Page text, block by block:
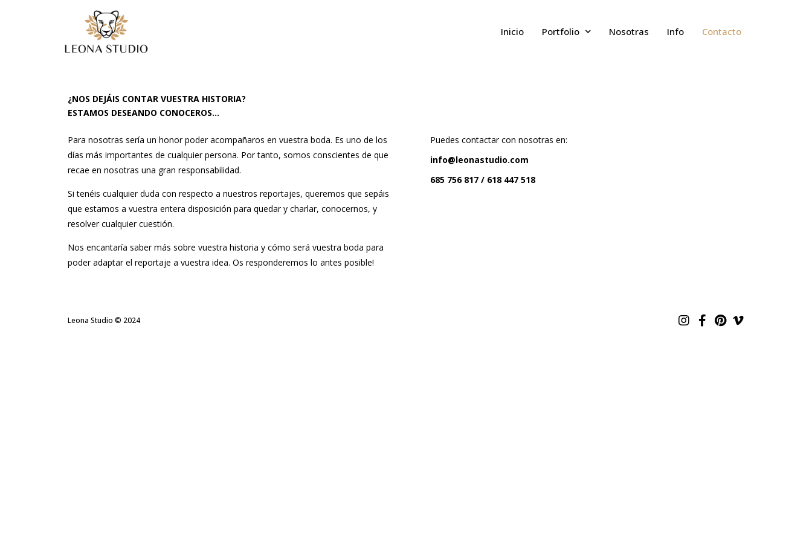
Inicio Portfolio Nosotras Info Contacto
¿NOS DEJÁIS CONTAR VUESTRA HISTORIA?
ESTAMOS DESEANDO CONOCEROS…
Para nosotras sería un honor poder acompañaros en vuestra boda. Es uno de los
días más importantes de cualquier persona. Por tanto, somos conscientes de que
recae en nosotras una gran responsabilidad.
Si tenéis cualquier duda con respecto a nuestros reportajes, queremos que sepáis
que estamos a vuestra entera disposición para quedar y charlar, conocernos, y
resolver cualquier cuestión.
Nos encantaría saber más sobre vuestra historia y cómo será vuestra boda para
poder adaptar el reportaje a vuestra idea. Os responderemos lo antes posible!
Puedes contactar con nosotras en:
info@leonastudio.com
685 756 817 / 618 447 518
Leona Studio © 2024